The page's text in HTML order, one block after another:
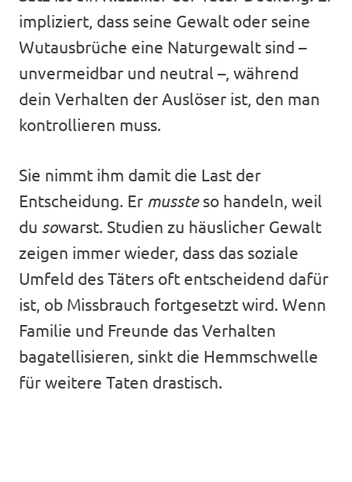
impliziert, dass seine Gewalt oder seine
Wutausbrüche eine Naturgewalt sind –
unvermeidbar und neutral –, während
dein Verhalten der Auslöser ist, den man
kontrollieren muss.
Sie nimmt ihm damit die Last der
Entscheidung. Er mussteso handeln, weil
du sowarst. Studien zu häuslicher Gewalt
zeigen immer wieder, dass das soziale
Umfeld des Täters oft entscheidend dafür
ist, ob Missbrauch fortgesetzt wird. Wenn
Familie und Freunde das Verhalten
bagatellisieren, sinkt die Hemmschwelle
für weitere Taten drastisch.